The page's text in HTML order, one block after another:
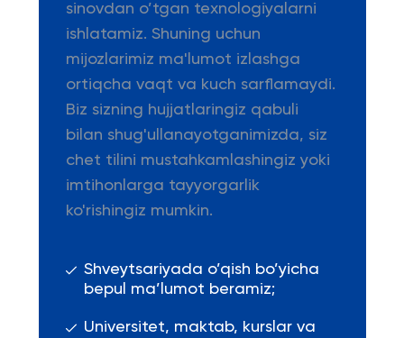
sinovdan o’tgan texnologiyalarni
ishlatamiz. Shuning uchun
mijozlarimiz ma'lumot izlashga
ortiqcha vaqt va kuch sarflamaydi.
Biz sizning hujjatlaringiz qabuli
bilan shug'ullanayotganimizda, siz
chet tilini mustahkamlashingiz yoki
imtihonlarga tayyorgarlik
ko'rishingiz mumkin.
Shveytsariyada o’qish bo’yicha
bepul ma’lumot beramiz;
Universitet, maktab, kurslar va